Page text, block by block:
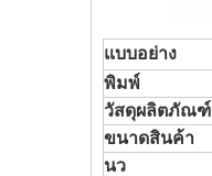
แบบอย่าง
พิมพ์
วัสดุผลิตภัณฑ์
ขนาดสินค้า
นว